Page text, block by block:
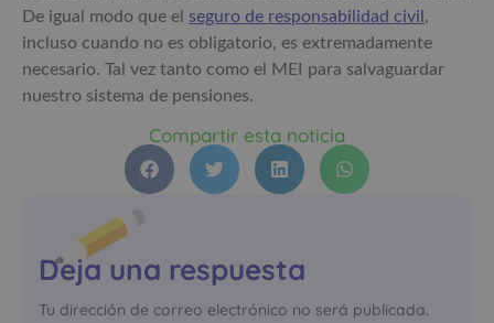
De igual modo que el seguro de responsabilidad civil ,
incluso cuando no es obligatorio, es extremadamente
necesario. Tal vez tanto como el MEI para salvaguardar
nuestro sistema de pensiones.
Compartir esta noticia
Deja una respuesta
Tu dirección de correo electrónico no será publicada.